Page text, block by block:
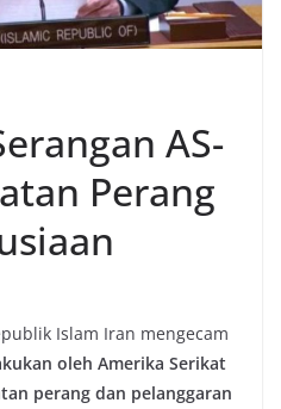
AS-
Perang
Islam Iran mengecam
oleh Amerika Serikat
perang dan pelanggaran